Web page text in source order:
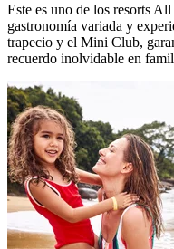
Este es uno de los resorts
gastronomía variada y
trapecio y el Mini Club,
recuerdo inolvidable en